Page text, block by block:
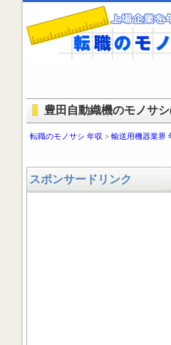
豊田自動織機のモノサ
転職のモノサシ 年収 > 輸送用機器業界
スポンサードリンク